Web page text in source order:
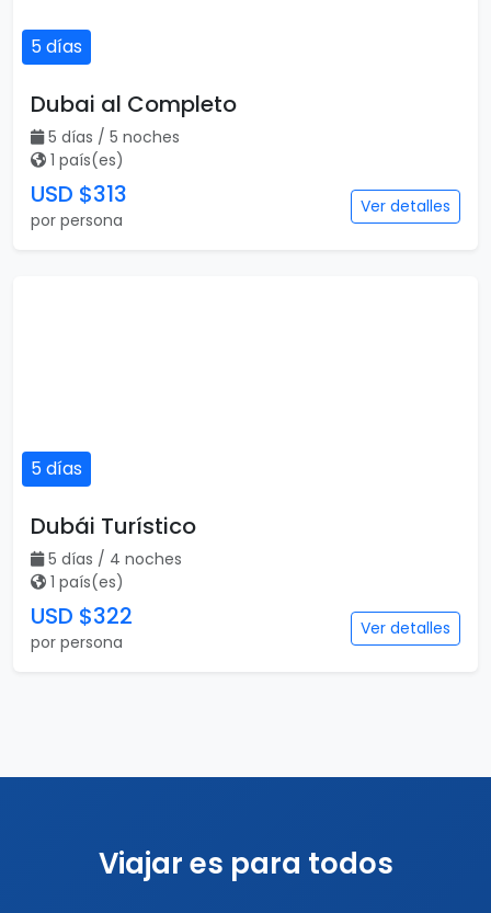
5 días
Dubai al Completo
5 días / 5 noches
1 país(es)
USD $313
por persona
Ver detalles
5 días
Dubái Turístico
5 días / 4 noches
1 país(es)
USD $322
por persona
Ver detalles
Viajar es para todos